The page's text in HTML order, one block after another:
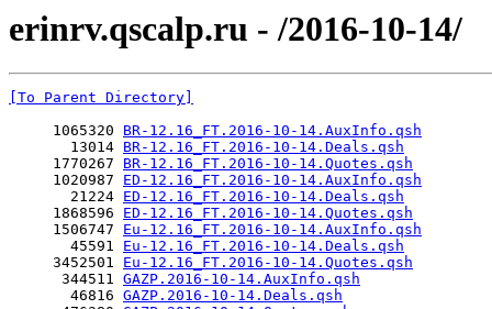
erinrv.qscalp.ru - /2016-10-14/
[To Parent Directory]
     1065320
BR-12.16_FT.2016-10-14.AuxInfo.qsh
       13014
BR-12.16_FT.2016-10-14.Deals.qsh
     1770267
BR-12.16_FT.2016-10-14.Quotes.qsh
     1020987
ED-12.16_FT.2016-10-14.AuxInfo.qsh
       21224
ED-12.16_FT.2016-10-14.Deals.qsh
     1868596
ED-12.16_FT.2016-10-14.Quotes.qsh
     1506747
Eu-12.16_FT.2016-10-14.AuxInfo.qsh
       45591
Eu-12.16_FT.2016-10-14.Deals.qsh
     3452501
Eu-12.16_FT.2016-10-14.Quotes.qsh
      344511
GAZP.2016-10-14.AuxInfo.qsh
       46816
GAZP.2016-10-14.Deals.qsh